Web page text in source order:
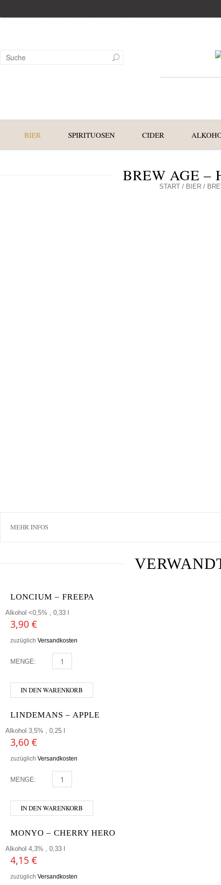
BIER SPIRITUOSEN CIDER
BREW AGE –
START/ BIER/
MEHR INFOS
LONCIUM – FREEPA
Alkohol <0,5% , 0,33 l
3,90 €
zuzüglich Versandkosten
MENGE: LONCIUM - FREEPA MENGE
IN DEN WARENKORB
LINDEMANS – APPLE
Alkohol 3,5% , 0,25 l
3,60 €
zuzüglich Versandkosten
MENGE: LINDEMANS - APPLE MENGE
IN DEN WARENKORB
MONYO – CHERRY HERO
Alkohol 4,3% , 0,33 l
4,15 €
zuzüglich Versandkosten